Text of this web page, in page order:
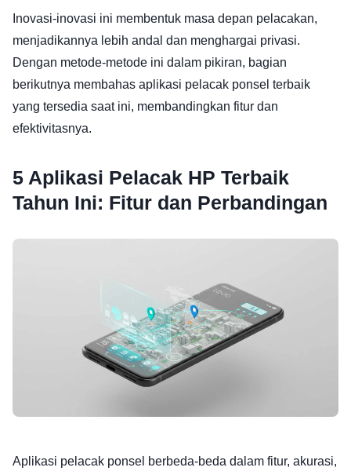
Inovasi-inovasi ini membentuk masa depan pelacakan,
menjadikannya lebih andal dan menghargai privasi.
Dengan metode-metode ini dalam pikiran, bagian
berikutnya membahas aplikasi pelacak ponsel terbaik
yang tersedia saat ini, membandingkan fitur dan
efektivitasnya.
5 Aplikasi Pelacak HP Terbaik
Tahun Ini: Fitur dan Perbandingan
Aplikasi pelacak ponsel berbeda-beda dalam fitur, akurasi,